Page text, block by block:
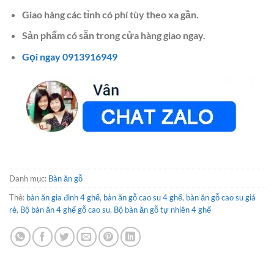
Giao hàng các tỉnh có phí tùy theo xa gần.
Sản phẩm có sẵn trong cửa hàng giao ngay.
Gọi ngay 0913916949
Danh mục: Bàn ăn gỗ
Thẻ: bàn ăn gia đình 4 ghế, bàn ăn gỗ cao su 4 ghế, bàn ăn gỗ cao su giá
rẻ, Bộ bàn ăn 4 ghế gỗ cao su, Bộ bàn ăn gỗ tự nhiên 4 ghế